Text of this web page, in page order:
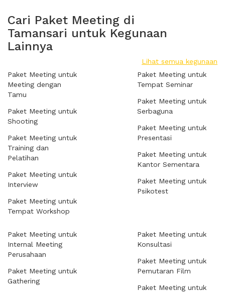
Cari Paket Meeting di
Tamansari untuk Kegunaan
Lainnya
Lihat semua kegunaan
Paket Meeting untuk
Meeting dengan
Tamu
Paket Meeting untuk
Shooting
Paket Meeting untuk
Training dan
Pelatihan
Paket Meeting untuk
Interview
Paket Meeting untuk
Tempat Workshop
Paket Meeting untuk
Tempat Seminar
Paket Meeting untuk
Serbaguna
Paket Meeting untuk
Presentasi
Paket Meeting untuk
Kantor Sementara
Paket Meeting untuk
Psikotest
Paket Meeting untuk
Internal Meeting
Perusahaan
Paket Meeting untuk
Gathering
Paket Meeting untuk
Konsultasi
Paket Meeting untuk
Pemutaran Film
Paket Meeting untuk